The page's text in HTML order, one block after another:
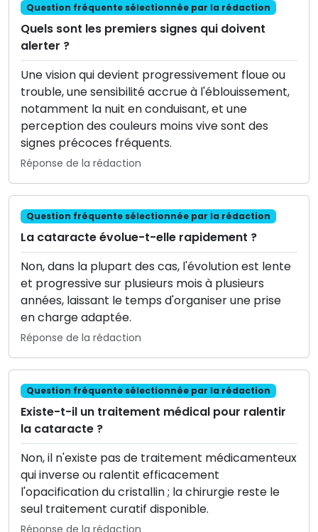
Question fréquente sélectionnée par la rédaction
Quels sont les premiers signes qui doivent
alerter ?
Une vision qui devient progressivement floue ou
trouble, une sensibilité accrue à l'éblouissement,
notamment la nuit en conduisant, et une
perception des couleurs moins vive sont des
signes précoces fréquents.
Réponse de la rédaction
Question fréquente sélectionnée par la rédaction
La cataracte évolue-t-elle rapidement ?
Non, dans la plupart des cas, l'évolution est lente
et progressive sur plusieurs mois à plusieurs
années, laissant le temps d'organiser une prise
en charge adaptée.
Réponse de la rédaction
Question fréquente sélectionnée par la rédaction
Existe-t-il un traitement médical pour ralentir
la cataracte ?
Non, il n'existe pas de traitement médicamenteux
qui inverse ou ralentit efficacement
l'opacification du cristallin ; la chirurgie reste le
seul traitement curatif disponible.